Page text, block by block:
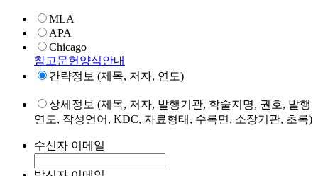
MLA
APA
Chicago
참고문헌양식안내
간략정보 (제목, 저자, 연도)
상세정보 (제목, 저자, 발행기관, 학술지명, 권호, 발행
연도, 작성언어, KDC, 자료형태, 수록면, 소장기관, 초록)
수신자 이메일